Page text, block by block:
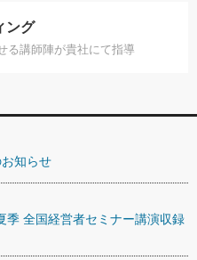
ング
る講師陣が貴社にて指導
知らせ
季 全国経営者セミナー講演収録